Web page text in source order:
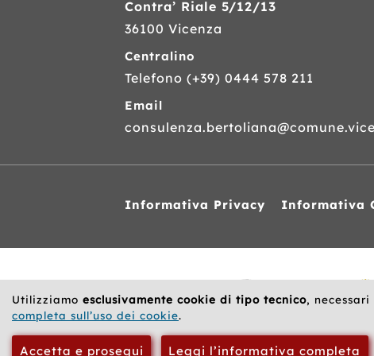
Utilizziamo esclusivamente cookie di tipo tecnico,
completa sull’uso dei cookie.
Accetta e prosegui Leggi l’informativa completa
Contra’ Riale 5/12/13
36100 Vicenza
Centralino
Telefono (+39) 0444 578 211
Email
Informativa Privacy Informativa
web
correlati